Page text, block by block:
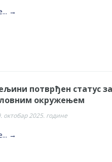
→
потврђен статус
окружењем
октобар 2025. године
→